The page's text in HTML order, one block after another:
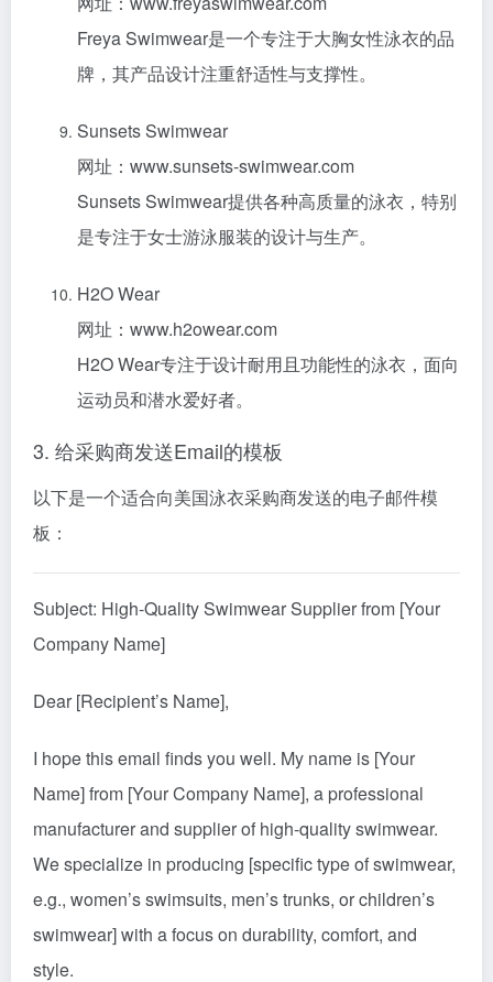
Freya Swimwear是一个专注于大胸女性泳衣的品
牌，其产品设计注重舒适性与支撑性。
Sunsets Swimwear
网址：www.sunsets-swimwear.com
Sunsets Swimwear提供各种高质量的泳衣，特别
是专注于女士游泳服装的设计与生产。
H2O Wear
网址：www.h2owear.com
H2O Wear专注于设计耐用且功能性的泳衣，面向
运动员和潜水爱好者。
3. 给采购商发送Email的模板
以下是一个适合向美国泳衣采购商发送的电子邮件模
板：
Subject: High-Quality Swimwear Supplier from [Your
Company Name]
Dear [Recipient’s Name],
I hope this email finds you well. My name is [Your
Name] from [Your Company Name], a professional
manufacturer and supplier of high-quality swimwear.
We specialize in producing [specific type of swimwear,
e.g., women’s swimsuits, men’s trunks, or children’s
swimwear] with a focus on durability, comfort, and
style.